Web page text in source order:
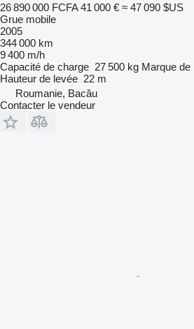
26 890 000 FCFA 41 000 € ≈ 47 090 $US
Grue mobile
2005
344 000 km
9 400 m/h
Capacité de charge 27 500 kg Marque de
Hauteur de levée 22 m
Roumanie, Bacău
Contacter le vendeur